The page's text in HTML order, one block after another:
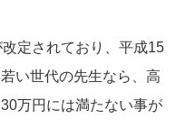
定されており、平成15
い世代の先生なら、高
万円には満たない事が